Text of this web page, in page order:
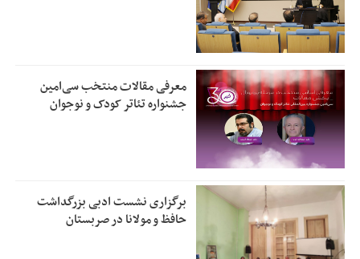
معرفی مقالات منتخب سی‌امین
جشنواره تئاتر کودک و نوجوان
برگزاری نشست ادبی بزرگداشت
حافظ و مولانا در صربستان